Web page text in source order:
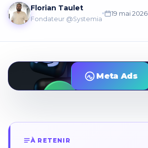
Florian Taulet
Fondateur @Systemia
19 mai 2026
Meta Ads
À RETENIR